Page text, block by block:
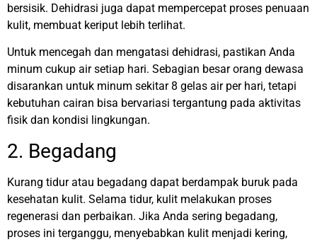
bersisik. Dehidrasi juga dapat mempercepat proses penuaan
kulit, membuat keriput lebih terlihat.
Untuk mencegah dan mengatasi dehidrasi, pastikan Anda
minum cukup air setiap hari. Sebagian besar orang dewasa
disarankan untuk minum sekitar 8 gelas air per hari, tetapi
kebutuhan cairan bisa bervariasi tergantung pada aktivitas
fisik dan kondisi lingkungan.
2. Begadang
Kurang tidur atau begadang dapat berdampak buruk pada
kesehatan kulit. Selama tidur, kulit melakukan proses
regenerasi dan perbaikan. Jika Anda sering begadang,
proses ini terganggu, menyebabkan kulit menjadi kering,